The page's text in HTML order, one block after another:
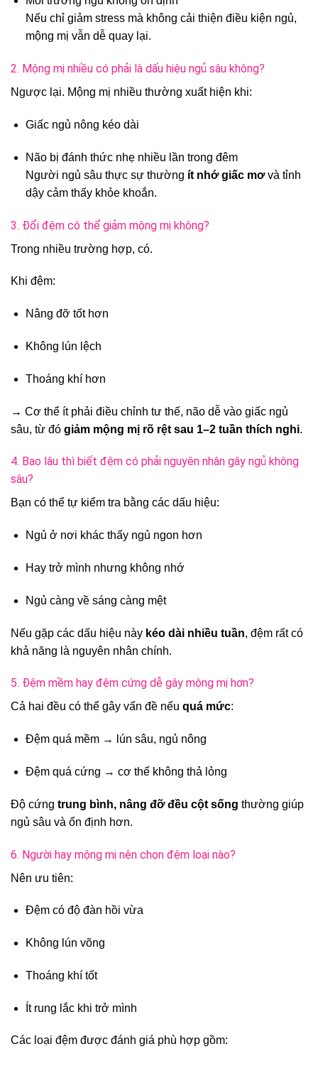
Nếu chỉ giảm stress mà không cải thiện điều kiện ngủ,
mộng mị vẫn dễ quay lại.
2. Mộng mị nhiều có phải là dấu hiệu ngủ sâu không?
Ngược lại. Mộng mị nhiều thường xuất hiện khi:
Giấc ngủ nông kéo dài
Não bị đánh thức nhẹ nhiều lần trong đêm
Người ngủ sâu thực sự thường ít nhớ giấc mơvà tỉnh
dậy cảm thấy khỏe khoắn.
3. Đổi đệm có thể giảm mộng mị không?
Trong nhiều trường hợp, có.
Khi đệm:
Nâng đỡ tốt hơn
Không lún lệch
Thoáng khí hơn
→ Cơ thể ít phải điều chỉnh tư thế, não dễ vào giấc ngủ
sâu, từ đó giảm mộng mị rõ rệt sau 1–2 tuần thích nghi.
4. Bao lâu thì biết đệm có phải nguyên nhân gây ngủ không
sâu?
Bạn có thể tự kiểm tra bằng các dấu hiệu:
Ngủ ở nơi khác thấy ngủ ngon hơn
Hay trở mình nhưng không nhớ
Ngủ càng về sáng càng mệt
Nếu gặp các dấu hiệu này kéo dài nhiều tuần, đệm rất có
khả năng là nguyên nhân chính.
5. Đệm mềm hay đệm cứng dễ gây mộng mị hơn?
Cả hai đều có thể gây vấn đề nếu quá mức:
Đệm quá mềm → lún sâu, ngủ nông
Đệm quá cứng → cơ thể không thả lỏng
Độ cứng trung bình, nâng đỡ đều cột sống thường giúp
ngủ sâu và ổn định hơn.
6. Người hay mộng mị nên chọn đệm loại nào?
Nên ưu tiên:
Đệm có độ đàn hồi vừa
Không lún võng
Thoáng khí tốt
Ít rung lắc khi trở mình
Các loại đệm được đánh giá phù hợp gồm: